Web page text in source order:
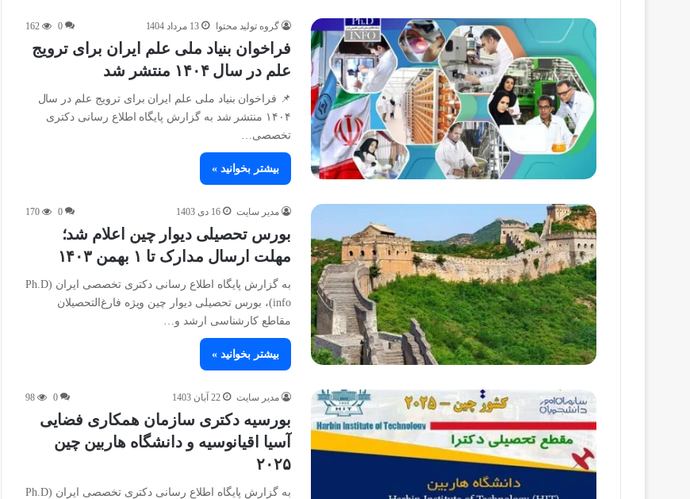
گروه تولید محتوا 13 مرداد 1404 0
162
فراخوان بنیاد ملی علم ایران برای ترویج
علم در سال ۱۴۰۴ منتشر شد
📌 فراخوان بنیاد ملی علم ایران برای ترویج علم در سال
۱۴۰۴ منتشر شد به گزارش پایگاه اطلاع رسانی دکتری
تخصصی…
بیشتر بخوانید »
مدیر سایت 16 دی 1403 0
170
بورس تحصیلی دیوار چین اعلام شد؛
مهلت ارسال مدارک تا ۱ بهمن ۱۴۰۳
به گزارش پایگاه اطلاع رسانی دکتری تخصصی ایران (Ph.D
info)، بورس تحصیلی دیوار چین ویژه فارغ‌التحصیلان
مقاطع کارشناسی ارشد و…
بیشتر بخوانید »
مدیر سایت 22 آبان 1403 0
98
بورسیه دکتری سازمان‌ همکاری فضایی
آسیا اقیانوسیه و دانشگاه هاربین چین
۲۰۲۵
به گزارش پایگاه اطلاع رسانی دکتری تخصصی ایران (Ph.D